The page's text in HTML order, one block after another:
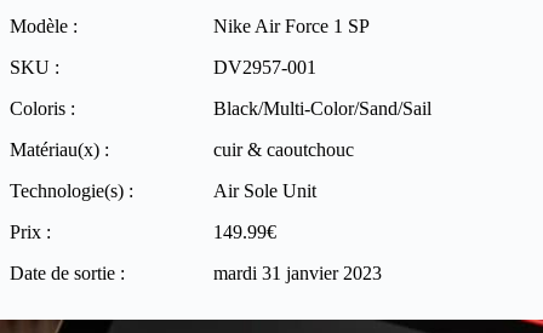
Modèle :
Nike Air Force 1 SP
SKU :
DV2957-001
Coloris :
Black/Multi-Color/Sand/Sail
Matériau(x) :
cuir & caoutchouc
Technologie(s) :
Air Sole Unit
Prix :
149.99€
Date de sortie :
mardi 31 janvier 2023